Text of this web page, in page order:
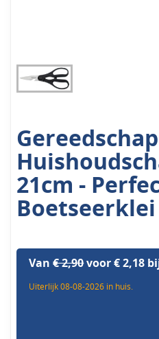
Gereedschap
21cm -
Boetseerklei
Van€ 2,90voor € 2,18
Uiterlijk 08-08-2026 in huis.